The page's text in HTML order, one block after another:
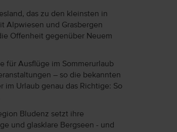
das zu den kleinsten in
Alpwiesen und Grasbergen
Offenheit gegenüber Neuem
für Ausflüge im Sommerurlaub
– so die bekannten
Urlaub genau das Richtige: So
Bludenz setzt ihre
und glasklare Bergseen - und